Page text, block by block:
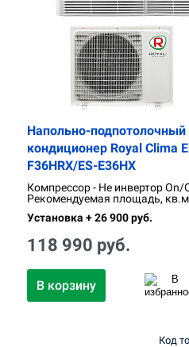
Напольно-подпотолочный
кондиционер Royal Clima
F36HRX/ES-E36HX
Компрессор - Не инвертор On/
Рекомендуемая площадь,
Установка + 26 900 руб.
118 990 руб.
В корзину
Код